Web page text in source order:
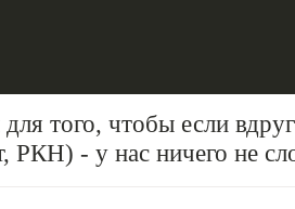
того, чтобы если
РКН) - у нас ничего не